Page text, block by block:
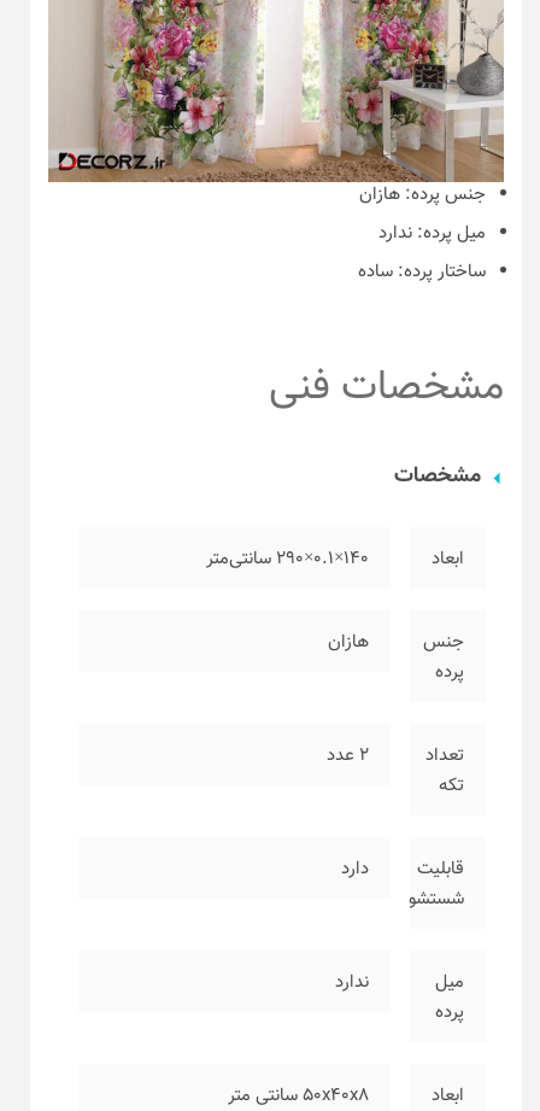
جنس پرده: هازان
میل پرده: ندارد
ساختار پرده: ساده
مشخصات فنی
مشخصات
ابعاد ۱۴۰×۰.۱×۲۹۰ سانتی‌متر
جنس
پرده
هازان
تعداد
تکه
۲ عدد
قابلیت
شستشو
دارد
میل
پرده
ندارد
ابعاد
۵۰x40x8 سانتی متر